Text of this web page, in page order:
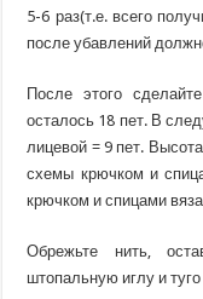
5-6 раз(т.е. всего
после убавлений
После этого
осталось 18 пет. В
лицевой = 9 пет.
схемы крючком и
крючком и спицами
Обрежьте нить,
штопальную иглу и